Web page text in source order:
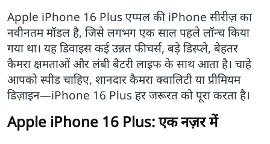
Apple iPhone 16 Plus एप्पल की iPhone सीरीज़ का
नवीनतम मॉडल है, जिसे लगभग एक साल पहले लॉन्च किया
गया था। यह डिवाइस कई उन्नत फीचर्स, बड़े डिस्प्ले, बेहतर
कैमरा क्षमताओं और लंबी बैटरी लाइफ के साथ आता है। चाहे
आपको स्पीड चाहिए, शानदार कैमरा क्वालिटी या प्रीमियम
डिज़ाइन—iPhone 16 Plus हर जरूरत को पूरा करता है।
Apple iPhone 16 Plus: एक नज़र में